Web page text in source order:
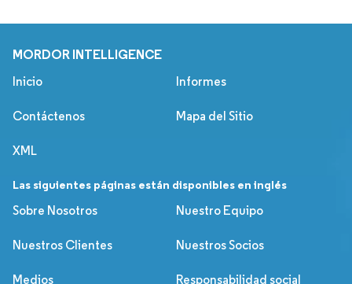
MORDOR INTELLIGENCE
Inicio Informes
Contáctenos Mapa del Sitio
XML
Las siguientes páginas están disponibles en inglés
Sobre Nosotros
Nuestro Equipo
Nuestros Clientes Nuestros Socios
Medios Responsabilidad social